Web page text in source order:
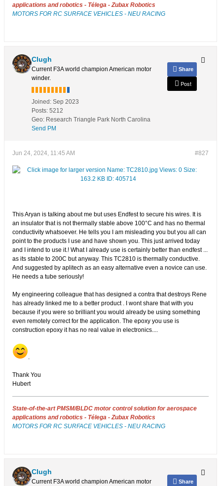
applications and robotics - Télega - Zubax Robotics
MOTORS FOR RC SURFACE VEHICLES - NEU RACING
Clugh
Current F3A world champion American motor
winder.
Joined: Sep 2023
Posts: 5212
Geo: Research Triangle Park North Carolina
Send PM
Share
Post
#827
Jun 24, 2024, 11:45 AM
This Aryan is talking about me but uses Endfest to secure his wires. It is
an insulator that is not thermally stable above 100°C and has no thermal
conductivity whatsoever. He tells you I am misleading you but you all can
point to the products I use and have shown you. This just arrived today
and I intend to use it.! What I already use is certainly better than endfest ...
as its stable to 200C but anyway. This TC2810 is thermally conductive.
And suggested by aplitech as an easy alternative even a novice can use.
He needs a tube seriously!
My engineering colleague that has designed a contra that destroys Rene
has already linked me to a better product . I wont share that with you
because if you were so brilliant you would already be using something
even remotely correct for the application. The epoxy you use is
construction epoxy it has no real value in electronics....
.
Thank You
Hubert
State-of-the-art PMSM/BLDC motor control solution for aerospace
applications and robotics - Télega - Zubax Robotics
MOTORS FOR RC SURFACE VEHICLES - NEU RACING
Clugh
Current F3A world champion American motor
Share